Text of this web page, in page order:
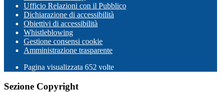
Ufficio Relazioni con il Pubblico
Dichiarazione di accessibilità
Obiettivi di accessibilità
Whistleblowing
Gestione consensi cookie
Amministrazione trasparente
Pagina visualizzata 652 volte
Sezione Copyright